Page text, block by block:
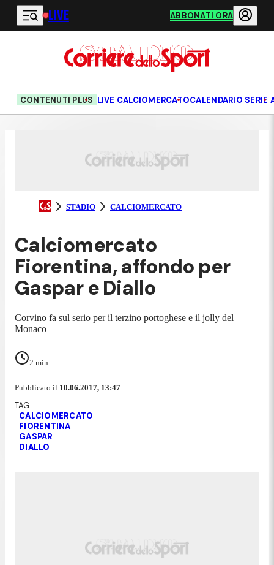
Vai al contenuto principale
LIVE ABBONATI ORA
CONTENUTI PLUS LIVE CALCIOMERCATOCALENDARIO SERIE
STADIO CALCIOMERCATO
Calciomercato
Fiorentina, affondo per
Gaspar e Diallo
Corvino fa sul serio per il terzino portoghese e il jolly del
Monaco
2 min
Pubblicato il 10.06.2017, 13:47
CALCIOMERCATO
FIORENTINA
GASPAR
DIALLO